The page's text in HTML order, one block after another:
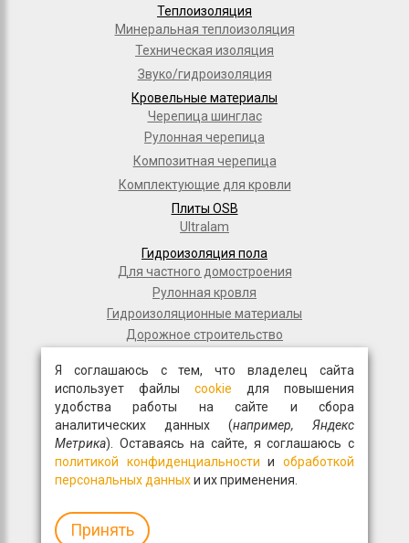
Теплоизоляция
Минеральная теплоизоляция
Техническая изоляция
Звуко/гидроизоляция
Кровельные материалы
Черепица шинглас
Рулонная черепица
Композитная черепица
Комплектующие для кровли
Плиты OSB
Ultralam
Гидроизоляция пола
Для частного домостроения
Рулонная кровля
Гидроизоляционные материалы
Дорожное строительство
Мастики и праймеры
Общестрой
Фасадная плитка
Перемычки
Монтажные пены
Гипсокартон
Я соглашаюсь с тем, что владелец сайта
использует файлы cookie для повышения
удобства работы на сайте и сбора
аналитических данных (например, Яндекс
Метрика). Оставаясь на сайте, я соглашаюсь с
политикой конфиденциальности иобработкой
персональных данныхи их применения.
Принять